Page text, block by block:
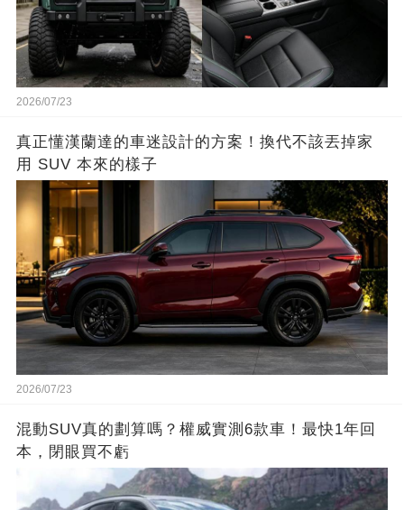
2026/07/23
真正懂漢蘭達的車迷設計的方案！換代不該丟掉家
用 SUV 本來的樣子
2026/07/23
混動SUV真的劃算嗎？權威實測6款車！最快1年回
本，閉眼買不虧